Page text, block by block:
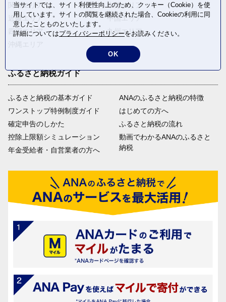
関東エリア
近畿エリア
四国エリア
中部エリア
中国エリア
九州エリア
ふるさと納税ガイド
ふるさと納税の基本ガイド
ワンストップ特例制度ガイド
確定申告のしかた
控除上限額シミュレーション
年金受給者・自営業者の方へ
ANAのふるさと納税の特徴
はじめての方へ
ふるさと納税の流れ
動画でわかるANAのふるさと
納税
当サイトでは、サイト利便性向上のため、クッキー（Cookie）を使
用しています。サイトの閲覧を継続された場合、Cookieの利用に同
意したことものといたします。
詳細についてはプライバシーポリシーをお読みください。
OK